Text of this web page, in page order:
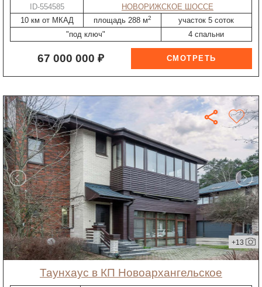
ID-554585
НОВОРИЖСКОЕ ШОССЕ
10 км от МКАД
площадь 288 м2
участок 5 соток
"под ключ"
4 спальни
67 000 000 ₽
+13
таунхаус в КП Новоархангельское